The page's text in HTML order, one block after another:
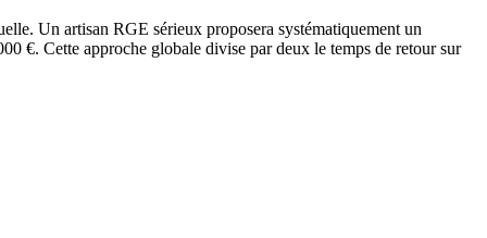
Un artisan RGE sérieux proposera systématiquement un
€. Cette approche globale divise par deux le temps de retour sur